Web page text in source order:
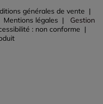
générales de vente
Mentions légales
Gestion
: non conforme